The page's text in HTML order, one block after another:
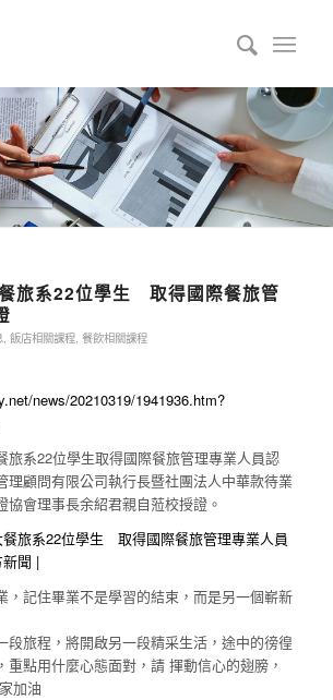
旅系22位學生 取得國際餐旅管
, 飯店相關課程, 餐飲相關課程
news/20210319/1941936.htm?
旅系22位學生取得國際餐旅管理專業人員認
理顧問有限公司執行長暨社團法人中華款待業
協會理事長余紹君親自蒞校授證。
餐旅系22位學生 取得國際餐旅管理專業人員
聞 |
，記住畢業不是學習的結束，而是另一個嶄新
段旅程，將開啟另一段精采生活，途中的徬徨
重點用什麼心態面對，請 揮動信心的翅膀，
加油